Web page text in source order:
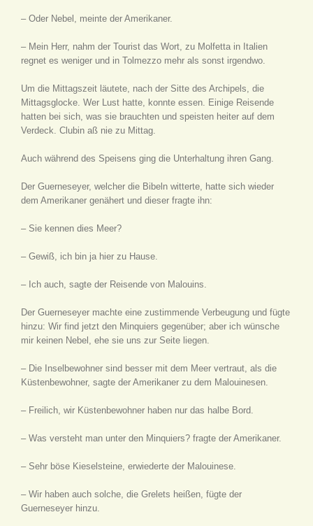
– Oder Nebel, meinte der Amerikaner.
– Mein Herr, nahm der Tourist das Wort, zu Molfetta in Italien
regnet es weniger und in Tolmezzo mehr als sonst irgendwo.
Um die Mittagszeit läutete, nach der Sitte des Archipels, die
Mittagsglocke. Wer Lust hatte, konnte essen. Einige Reisende
hatten bei sich, was sie brauchten und speisten heiter auf dem
Verdeck. Clubin aß nie zu Mittag.
Auch während des Speisens ging die Unterhaltung ihren Gang.
Der Guerneseyer, welcher die Bibeln witterte, hatte sich wieder
dem Amerikaner genähert und dieser fragte ihn:
– Sie kennen dies Meer?
– Gewiß, ich bin ja hier zu Hause.
– Ich auch, sagte der Reisende von Malouins.
Der Guerneseyer machte eine zustimmende Verbeugung und fügte
hinzu: Wir find jetzt den Minquiers gegenüber; aber ich wünsche
mir keinen Nebel, ehe sie uns zur Seite liegen.
– Die Inselbewohner sind besser mit dem Meer vertraut, als die
Küstenbewohner, sagte der Amerikaner zu dem Malouinesen.
– Freilich, wir Küstenbewohner haben nur das halbe Bord.
– Was versteht man unter den Minquiers? fragte der Amerikaner.
– Sehr böse Kieselsteine, erwiederte der Malouinese.
– Wir haben auch solche, die Grelets heißen, fügte der
Guerneseyer hinzu.